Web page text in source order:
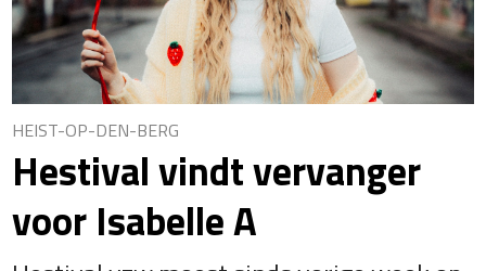
HEIST-OP-DEN-BERG
Hestival vindt vervanger
voor Isabelle A